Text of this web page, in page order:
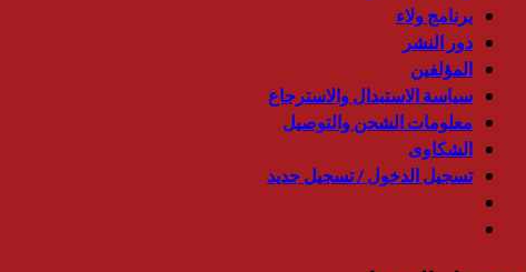
برنامج ولاء
دور النشر
المؤلفين
سياسة الاستبدال والاسترجاع
معلومات الشحن والتوصيل
الشكاوى
تسجيل الدخول / تسجيل جديد